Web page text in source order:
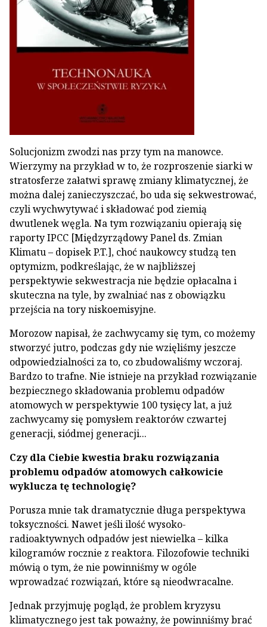
Solucjonizm zwodzi nas przy tym na manowce.
Wierzymy na przykład w to, że rozproszenie siarki w
stratosferze załatwi sprawę zmiany klimatycznej, że
można dalej zanieczyszczać, bo uda się sekwestrować,
czyli wychwytywać i składować pod ziemią
dwutlenek węgla. Na tym rozwiązaniu opierają się
raporty IPCC [Międzyrządowy Panel ds. Zmian
Klimatu – dopisek P.T.], choć naukowcy studzą ten
optymizm, podkreślając, że w najbliższej
perspektywie sekwestracja nie będzie opłacalna i
skuteczna na tyle, by zwalniać nas z obowiązku
przejścia na tory niskoemisyjne.
Morozow napisał, że zachwycamy się tym, co możemy
stworzyć jutro, podczas gdy nie wzięliśmy jeszcze
odpowiedzialności za to, co zbudowaliśmy wczoraj.
Bardzo to trafne. Nie istnieje na przykład rozwiązanie
bezpiecznego składowania problemu odpadów
atomowych w perspektywie 100 tysięcy lat, a już
zachwycamy się pomysłem reaktorów czwartej
generacji, siódmej generacji...
Czy dla Ciebie kwestia braku rozwiązania
problemu odpadów atomowych całkowicie
wyklucza tę technologię?
Porusza mnie tak dramatycznie długa perspektywa
toksyczności. Nawet jeśli ilość wysoko-
radioaktywnych odpadów jest niewielka – kilka
kilogramów rocznie z reaktora. Filozofowie techniki
mówią o tym, że nie powinniśmy w ogóle
wprowadzać rozwiązań, które są nieodwracalne.
Jednak przyjmuję pogląd, że problem kryzysu
klimatycznego jest tak poważny, że powinniśmy brać